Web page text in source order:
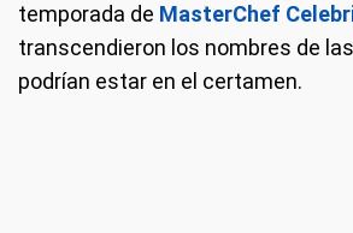
temporada de MasterChef
transcendieron los nombres de
podrían estar en el certamen.